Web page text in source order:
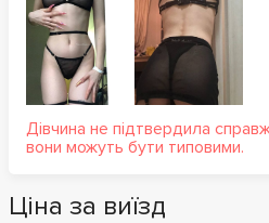
Дівчина не підтвердила
вони можуть бути типовими.
Ціна за виїзд